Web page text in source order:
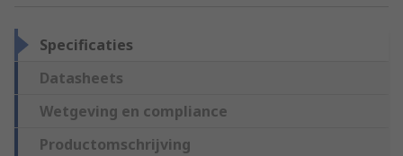
Specificaties
Datasheets
Wetgeving en compliance
Productomschrijving